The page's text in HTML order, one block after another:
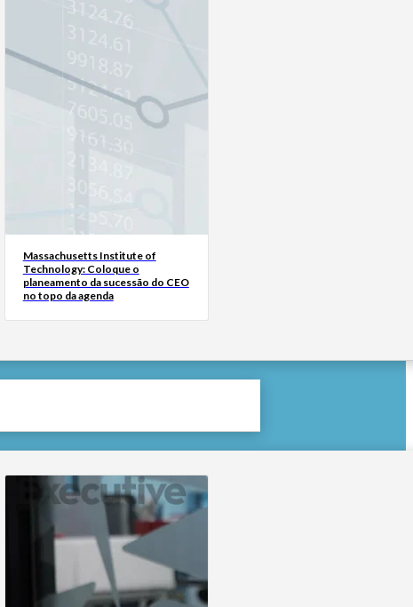
Massachusetts Institute of
Technology: Coloque o
planeamento da sucessão do CEO
no topo da agenda